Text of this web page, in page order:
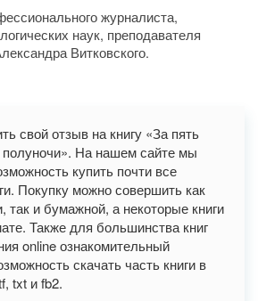
журналиста,
наук, преподавателя
Витковского.
свой отзыв на книгу «За пять
полуночи». На нашем сайте мы
купить почти все
Покупку можно совершить как
так и бумажной, а некоторые книги
Также для большинства книг
online ознакомительный
скачать часть книги в
txt и fb2.